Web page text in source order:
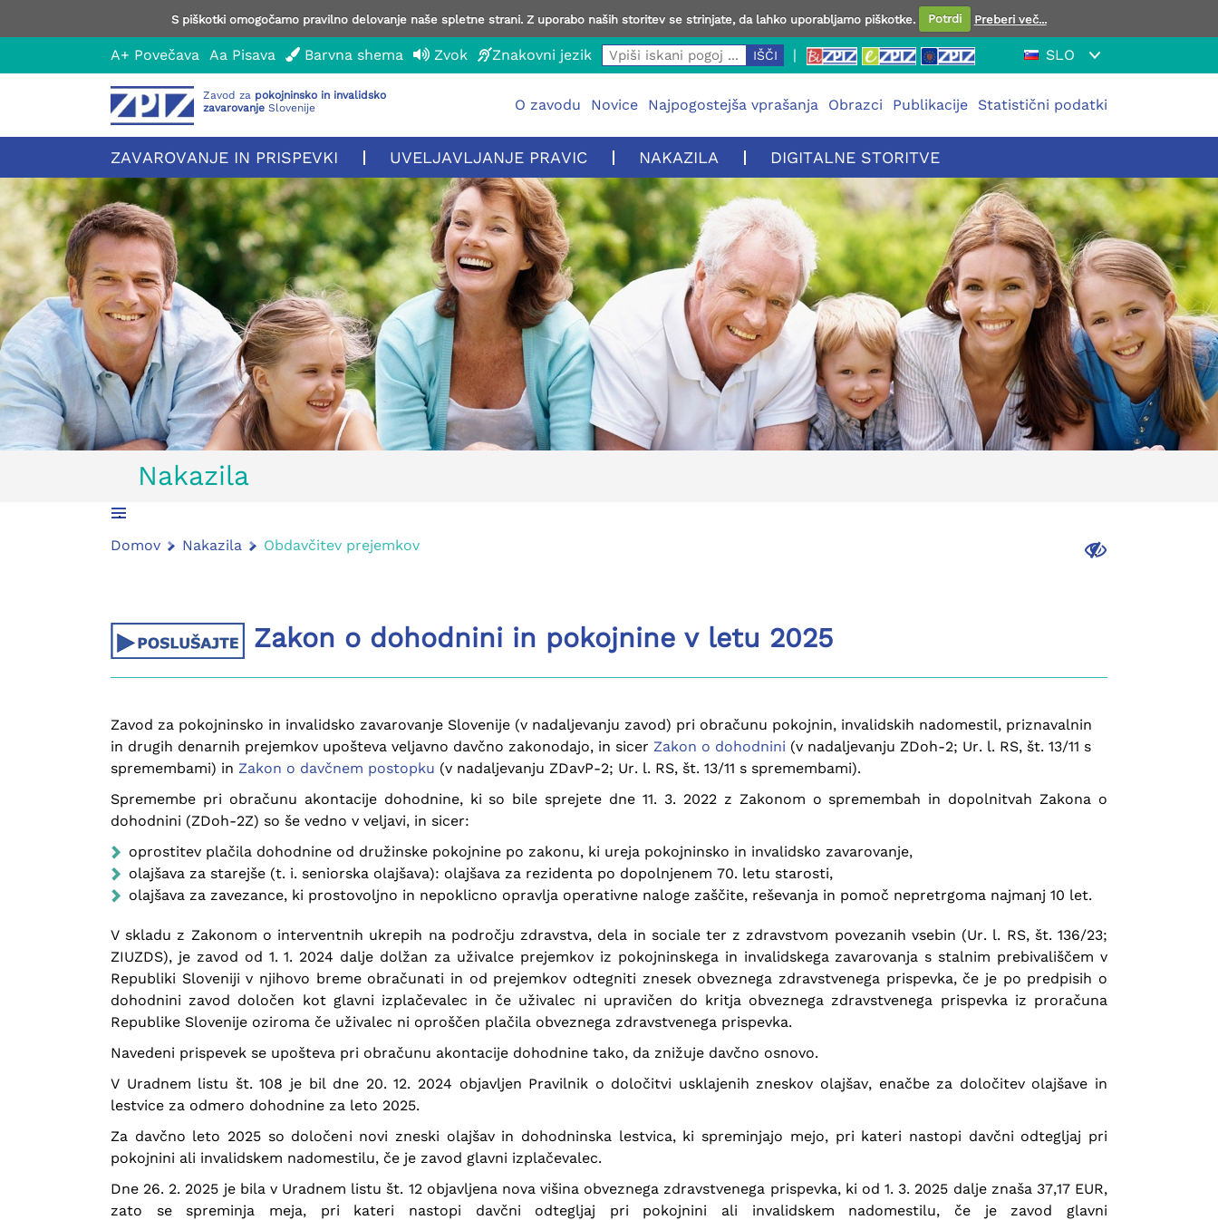
S piškotki omogočamo pravilno delovanje naše spletne strani. Z uporabo naših storitev se strinjate, da lahko uporabljamo piškotke. Potrdi Preberi več...
A+ Povečava Aa Pisava Barvna shema Zvok Znakovni jezik | SLO
Zavod za pokojninsko in invalidsko
zavarovanje Slovenije O zavodu Novice Najpogostejša vprašanja Obrazci Publikacije Statistični podatki
ZAVAROVANJE IN PRISPEVKI UVELJAVLJANJE PRAVIC NAKAZILA DIGITALNE STORITVE
Nakazila
.
.
Domov Nakazila Obdavčitev prejemkov
Zakon o dohodnini in pokojnine v letu 2025
Zavod za pokojninsko in invalidsko zavarovanje Slovenije (v nadaljevanju zavod) pri obračunu pokojnin, invalidskih nadomestil, priznavalnin
in drugih denarnih prejemkov upošteva veljavno davčno zakonodajo, in sicer Zakon o dohodnini (v nadaljevanju ZDoh-2; Ur. l. RS, št. 13/11 s
spremembami) in Zakon o davčnem postopku (v nadaljevanju ZDavP-2; Ur. l. RS, št. 13/11 s spremembami).
Spremembe pri obračunu akontacije dohodnine, ki so bile sprejete dne 11. 3. 2022 z Zakonom o spremembah in dopolnitvah Zakona o
dohodnini (ZDoh-2Z) so še vedno v veljavi, in sicer:
oprostitev plačila dohodnine od družinske pokojnine po zakonu, ki ureja pokojninsko in invalidsko zavarovanje,
olajšava za starejše (t. i. seniorska olajšava): olajšava za rezidenta po dopolnjenem 70. letu starosti,
olajšava za zavezance, ki prostovoljno in nepoklicno opravlja operativne naloge zaščite, reševanja in pomoč nepretrgoma najmanj 10 let.
V skladu z Zakonom o interventnih ukrepih na področju zdravstva, dela in sociale ter z zdravstvom povezanih vsebin (Ur. l. RS, št. 136/23;
ZIUZDS), je zavod od 1. 1. 2024 dalje dolžan za uživalce prejemkov iz pokojninskega in invalidskega zavarovanja s stalnim prebivališčem v
Republiki Sloveniji v njihovo breme obračunati in od prejemkov odtegniti znesek obveznega zdravstvenega prispevka, če je po predpisih o
dohodnini zavod določen kot glavni izplačevalec in če uživalec ni upravičen do kritja obveznega zdravstvenega prispevka iz proračuna
Republike Slovenije oziroma če uživalec ni oproščen plačila obveznega zdravstvenega prispevka.
Navedeni prispevek se upošteva pri obračunu akontacije dohodnine tako, da znižuje davčno osnovo.
V Uradnem listu št. 108 je bil dne 20. 12. 2024 objavljen Pravilnik o določitvi usklajenih zneskov olajšav, enačbe za določitev olajšave in
lestvice za odmero dohodnine za leto 2025.
Za davčno leto 2025 so določeni novi zneski olajšav in dohodninska lestvica, ki spreminjajo mejo, pri kateri nastopi davčni odtegljaj pri
pokojnini ali invalidskem nadomestilu, če je zavod glavni izplačevalec.
Dne 26. 2. 2025 je bila v Uradnem listu št. 12 objavljena nova višina obveznega zdravstvenega prispevka, ki od 1. 3. 2025 dalje znaša 37,17 EUR,
zato se spreminja meja, pri kateri nastopi davčni odtegljaj pri pokojnini ali invalidskem nadomestilu, če je zavod glavni